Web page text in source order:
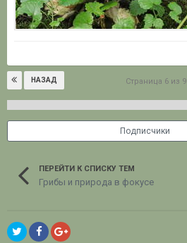
НАЗАД Страница 6 из 9
Подписчики
ПЕРЕЙТИ К СПИСКУ ТЕМ
Грибы и природа в фокусе